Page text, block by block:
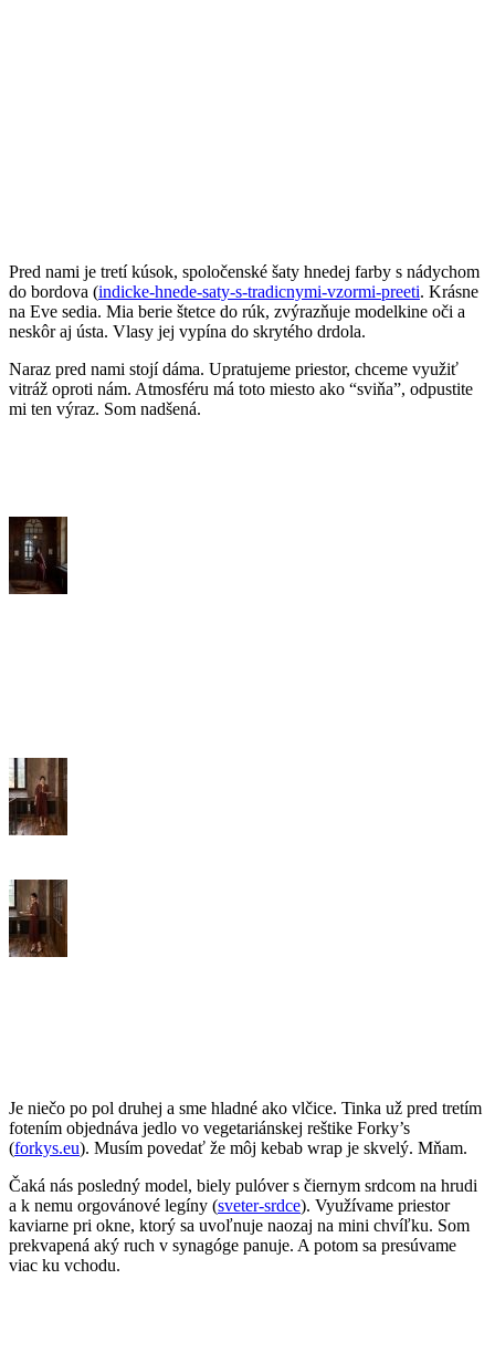
Pred nami je tretí kúsok, spoločenské šaty hnedej farby s nádychom
do bordova (indicke-hnede-saty-s-tradicnymi-vzormi-preeti. Krásne
na Eve sedia. Mia berie štetce do rúk, zvýrazňuje modelkine oči a
neskôr aj ústa. Vlasy jej vypína do skrytého drdola.
Naraz pred nami stojí dáma. Upratujeme priestor, chceme využiť
vitráž oproti nám. Atmosféru má toto miesto ako “sviňa”, odpustite
mi ten výraz. Som nadšená.
Je niečo po pol druhej a sme hladné ako vlčice. Tinka už pred tretím
fotením objednáva jedlo vo vegetariánskej reštike Forky’s
(forkys.eu). Musím povedať že môj kebab wrap je skvelý. Mňam.
Čaká nás posledný model, biely pulóver s čiernym srdcom na hrudi
a k nemu orgovánové legíny (sveter-srdce). Využívame priestor
kaviarne pri okne, ktorý sa uvoľnuje naozaj na mini chvíľku. Som
prekvapená aký ruch v synagóge panuje. A potom sa presúvame
viac ku vchodu.